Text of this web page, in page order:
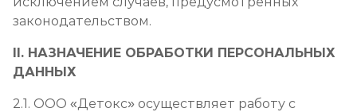
законодательством.
II. НАЗНАЧЕНИЕ ОБРАБОТКИ ПЕРСОНАЛЬНЫХ
ДАННЫХ
2.1. ООО «Детокс» осуществляет работу с